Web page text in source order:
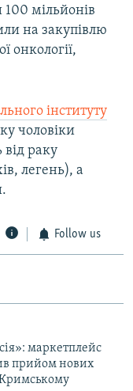
мільйонів
на закупівлю
онкології,
інституту
чоловіки
раку
легень), а
Follow us
маркетплейс
прийом нових